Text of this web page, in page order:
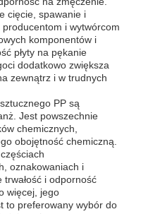
cięcie, spawanie i
i wytwórcom
komponentów i
płyty na pękanie
dodatkowo zwiększa
zewnątrz i w trudnych
PP są
Jest powszechnie
chemicznych,
obojętność chemiczną.
oznakowaniach i
i odporność
więcej, jego
to preferowany wybór do